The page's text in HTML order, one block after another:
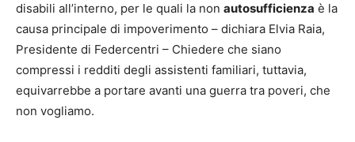
disabili all’interno, per le quali la non autosufficienza è la
causa principale di impoverimento – dichiara Elvia Raia,
Presidente di Federcentri – Chiedere che siano
compressi i redditi degli assistenti familiari, tuttavia,
equivarrebbe a portare avanti una guerra tra poveri, che
non vogliamo.